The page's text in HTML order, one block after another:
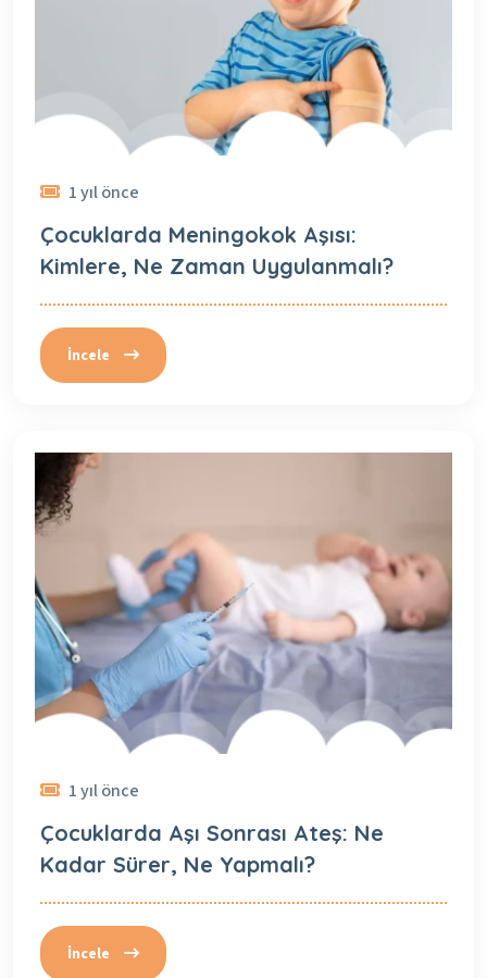
1 yıl önce
Çocuklarda Meningokok Aşısı:
Kimlere, Ne Zaman Uygulanmalı?
İncele
1 yıl önce
Çocuklarda Aşı Sonrası Ateş: Ne
Kadar Sürer, Ne Yapmalı?
İncele